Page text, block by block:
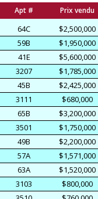
Apt # Prix vendu
64C $2,500,000
59B
$1,950,000
41E
$5,600,000
3207
$1,785,000
45B
$2,425,000
3111
$680,000
65B
$3,200,000
3501
$1,750,000
49B
$2,200,000
57A
$1,571,000
63A
$1,520,000
3103
$800,000